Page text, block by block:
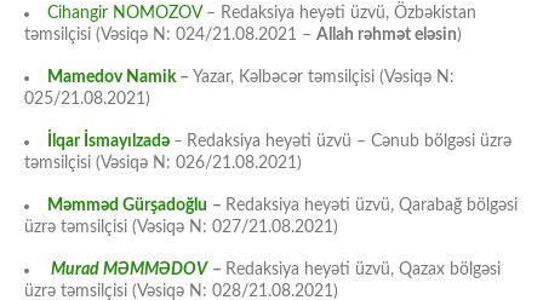
Cihangir NOMOZOV– Redaksiya heyəti üzvü, Özbəkistan
təmsilçisi (Vəsiqə N: 024/21.08.2021 – Allah rəhmət eləsin)
Mamedov Namik– Yazar, Kəlbəcər təmsilçisi (Vəsiqə N:
025/21.08.2021)
İlqar İsmayılzadə – Redaksiya heyəti üzvü – Cənub bölgəsi üzrə
təmsilçisi (Vəsiqə N: 026/21.08.2021)
Məmməd Gürşadoğlu – Redaksiya heyəti üzvü, Qarabağ bölgəsi
üzrə təmsilçisi (Vəsiqə N: 027/21.08.2021)
Murad MƏMMƏDOV – Redaksiya heyəti üzvü, Qazax bölgəsi
üzrə təmsilçisi (Vəsiqə N: 028/21.08.2021)